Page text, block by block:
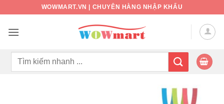
nội
WOWMART.VN | CHUYÊN HÀNG NHẬP KHẨU
Tìm